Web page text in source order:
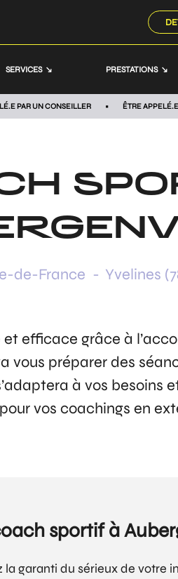
SERVICES PRESTATIONS
PAR UN CONSEILLER ÊTRE
de-France - Yvelines
efficace grâce à
vous préparer des
à vos besoins
vos coachings en
sportif à
garanti du sérieux de votre